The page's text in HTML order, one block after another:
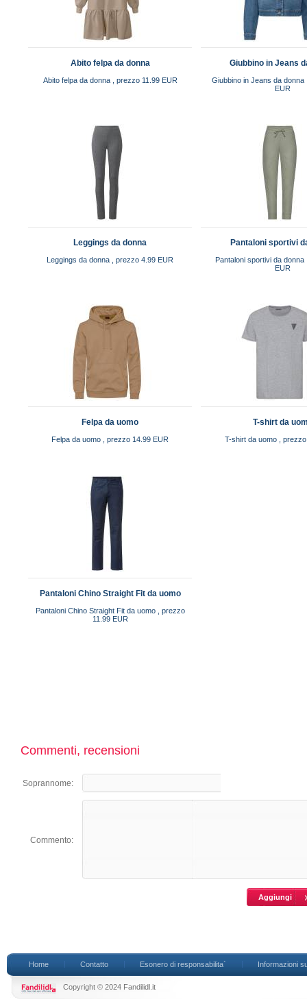
Abito felpa da donna
Abito felpa da donna , prezzo 11.99 EUR
Giubbino in Jeans
Giubbino in Jeans da donna
EUR
Leggings da donna
Leggings da donna , prezzo 4.99 EUR
Pantaloni sportivi
Pantaloni sportivi da
EUR
Felpa da uomo
Felpa da uomo , prezzo 14.99 EUR
T-shirt da
T-shirt da uomo ,
Pantaloni Chino Straight Fit da uomo
Pantaloni Chino Straight Fit da uomo , prezzo
11.99 EUR
Commenti, recensioni
Soprannome:
Commento:
Home Contatto Esonero di responsabilita` Informazioni
Copyright © 2024 Fandilidl.it